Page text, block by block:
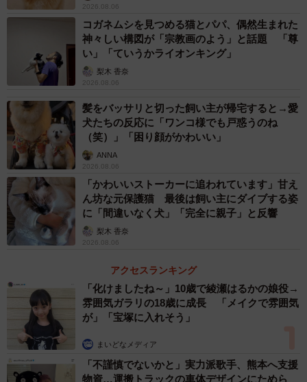
「インパクトあり覚えやすく、口コミになりやす
い酒屋にしたかった」
巨大ゴリラの看板は1号店から採用した。その理由につい
て岸社長はこう語る。「インパクトのある覚えやすく口コ
ミになりやすい酒屋にしたかった」。当時は同じ柄の大き
な看板を一気に印刷できる技術はなかった。そのため、銭
湯や映画の看板を描いている会社に発注した。驚くことに
一つ一つが手描きという。「普通の店舗とは勝手が違っ
た」と苦労を語る。
このため１店舗１店舗で同じ顔のゴリラはいないとい
う。よく見ると、ゴリラの口の大きさや目つきなどに微妙
な違いがある。手描きと聞き、はしごを使って壁に直接ペ
ンキを塗っているのかと思ったが、別の場所で描いたゴリ
ラをバラバラにして運び店舗の壁に貼り付けているよう
だ。
注目したいのが、ゴリラの顔だ。「酒ゴリラ」のゴリラ
はキバがむき出しになった恐ろしい見た目が特徴だ。ゴリ
2026.08.06
コガネムシを見つめる猫とパパ、偶然生まれた
神々しい構図が「宗教画のよう」と話題 「尊
い」「ていうかライオンキング」
梨木 香奈
2026.08.06
髪をバッサリと切った飼い主が帰宅すると→愛
犬たちの反応に「ワンコ様でも戸惑うのね
（笑）」「困り顔がかわいい」
ANNA
2026.08.06
「かわいいストーカーに追われています」甘え
ん坊な元保護猫 最後は飼い主にダイブする姿
に「間違いなく犬」「完全に親子」と反響
梨木 香奈
2026.08.06
アクセスランキング
「化けましたね～」10歳で綾瀬はるかの娘役→
雰囲気ガラリの18歳に成長 「メイクで雰囲気
が」「宝塚に入れそう」
まいどなメディア
「不謹慎でないかと」実力派歌手、熊本へ支援
物資…運搬トラックの車体デザインにためら